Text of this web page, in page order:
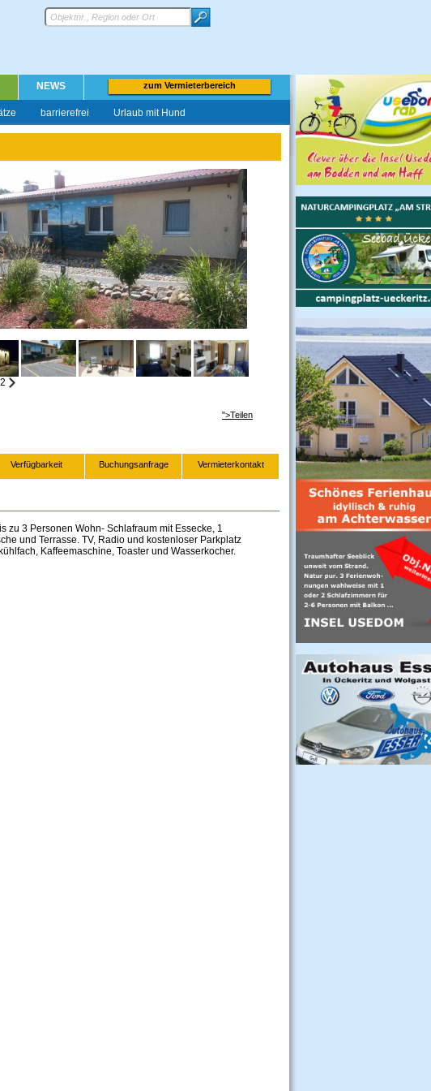
NEWS zum Vermieterbereich
barrierefrei Urlaub mit Hund
2
">Teilen
Verfügbarkeit Buchungsanfrage Vermieterkontakt
zu 3 Personen Wohn- Schlafraum mit Essecke, 1
und Terrasse. TV, Radio und kostenloser Parkplatz
Kaffeemaschine, Toaster und Wasserkocher.